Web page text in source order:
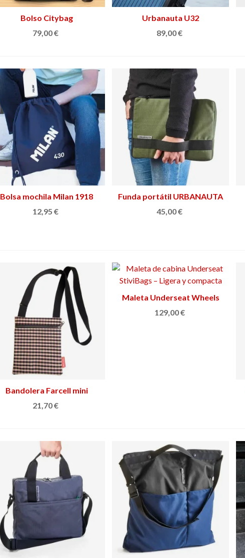
Ver más
Bolso Citybag
79,00 €
Ver más
Urbanauta U32
89,00 €
Ver más
Bolsa mochila Milan 1918
12,95 €
Ver más
Funda portátil URBANAUTA
UØ
45,00 €
Ver más
Bandolera Farcell mini
21,70 €
Ver más
Maleta Underseat Wheels
129,00 €